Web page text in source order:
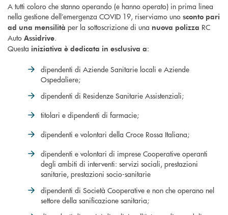
A tutti coloro che stanno operando (e hanno operato) in prima linea
nella gestione dell’emergenza COVID 19, riserviamo uno sconto pari
ad una mensilità per la sottoscrizione di una nuova polizza RC
Auto Assidrive.
Questa iniziativa è dedicata in esclusiva a:
dipendenti di Aziende Sanitarie locali e Aziende
Ospedaliere;
dipendenti di Residenze Sanitarie Assistenziali;
titolari e dipendenti di farmacie;
dipendenti e volontari della Croce Rossa Italiana;
dipendenti e volontari di imprese Cooperative operanti
degli ambiti di interventi: servizi sociali, prestazioni
sanitarie, prestazioni socio-sanitarie
dipendenti di Società Cooperative e non che operano nel
settore della sanificazione sanitaria;